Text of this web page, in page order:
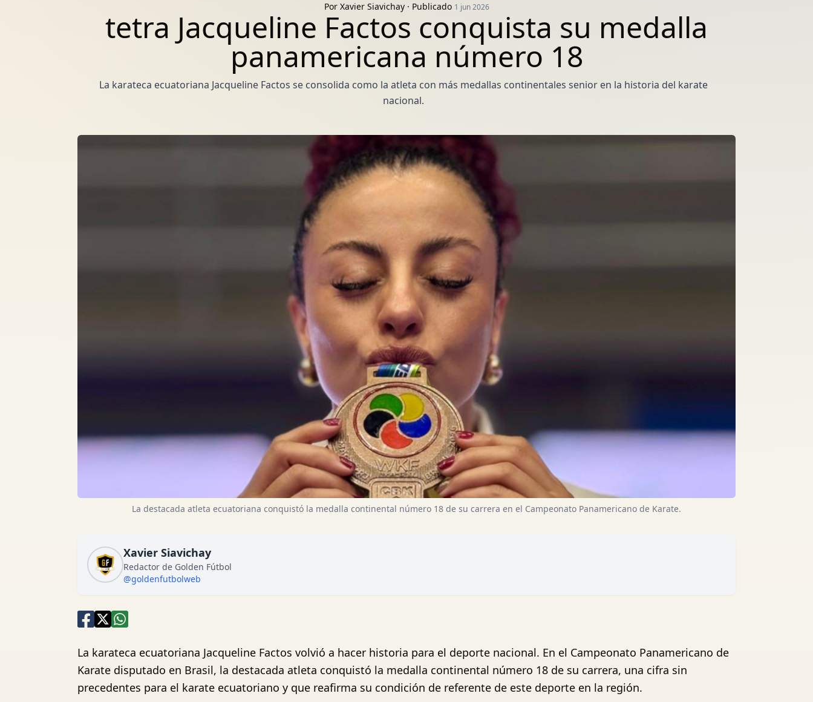
Por Xavier Siavichay· Publicado 1 jun 2026
tetra Jacqueline Factos conquista su medalla
panamericana número 18
La karateca ecuatoriana Jacqueline Factos se consolida como la atleta con más medallas continentales senior en la historia del karate
nacional.
La destacada atleta ecuatoriana conquistó la medalla continental número 18 de su carrera en el Campeonato Panamericano de Karate.
Xavier Siavichay
Redactor de Golden Fútbol
@goldenfutbolweb
La karateca ecuatoriana Jacqueline Factos volvió a hacer historia para el deporte nacional. En el Campeonato Panamericano de
Karate disputado en Brasil, la destacada atleta conquistó la medalla continental número 18 de su carrera, una cifra sin
precedentes para el karate ecuatoriano y que reafirma su condición de referente de este deporte en la región.